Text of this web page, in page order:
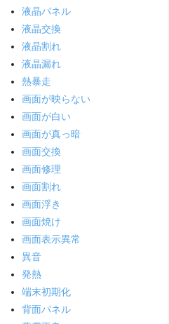
液晶パネル
液晶交換
液晶割れ
液晶漏れ
熱暴走
画面が映らない
画面が白い
画面が真っ暗
画面交換
画面修理
画面割れ
画面浮き
画面焼け
画面表示異常
異音
発熱
端末初期化
背面パネル